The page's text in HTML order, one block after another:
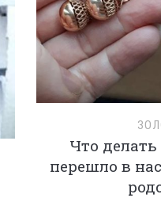
Что делать
перешло в